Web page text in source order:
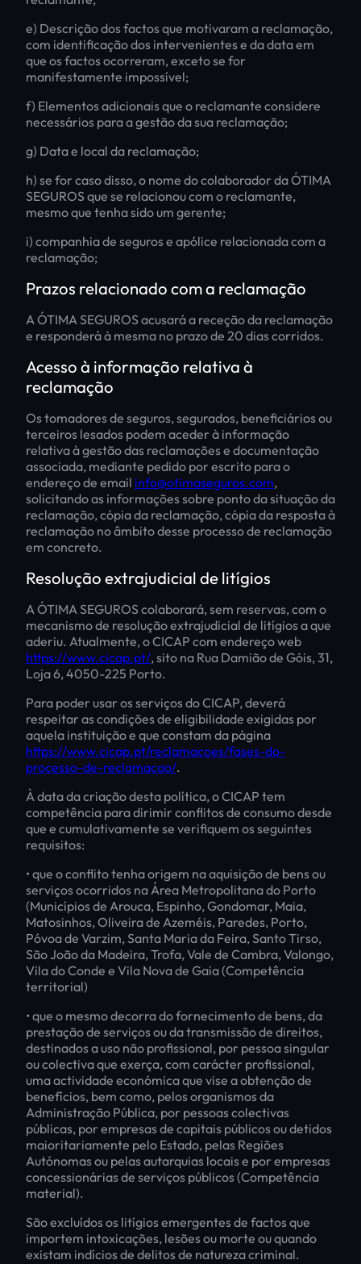
e) Descrição dos factos que motivaram a reclamação,
com identificação dos intervenientes e da data em
que os factos ocorreram, exceto se for
manifestamente impossível;
f) Elementos adicionais que o reclamante considere
necessários para a gestão da sua reclamação;
g) Data e local da reclamação;
h) se for caso disso, o nome do colaborador da ÓTIMA
SEGUROS que se relacionou com o reclamante,
mesmo que tenha sido um gerente;
i) companhia de seguros e apólice relacionada com a
reclamação;
Prazos relacionado com a reclamação
A ÓTIMA SEGUROS acusará a receção da reclamação
e responderá à mesma no prazo de 20 dias corridos.
Acesso à informação relativa à
reclamação
Os tomadores de seguros, segurados, beneficiários ou
terceiros lesados podem aceder à informação
relativa à gestão das reclamações e documentação
associada, mediante pedido por escrito para o
endereço de email info@otimaseguros.com,
solicitando as informações sobre ponto da situação da
reclamação, cópia da reclamação, cópia da resposta à
reclamação no âmbito desse processo de reclamação
em concreto.
Resolução extrajudicial de litígios
A ÓTIMA SEGUROS colaborará, sem reservas, com o
mecanismo de resolução extrajudicial de litígios a que
aderiu. Atualmente, o CICAP com endereço web
https://www.cicap.pt/, sito na Rua Damião de Góis, 31,
Loja 6, 4050-225 Porto.
Para poder usar os serviços do CICAP, deverá
respeitar as condições de eligibilidade exigidas por
aquela instituição e que constam da página
https://www.cicap.pt/reclamacoes/fases-do-
processo-de-reclamacao/.
À data da criação desta política, o CICAP tem
competência para dirimir conflitos de consumo desde
que e cumulativamente se verifiquem os seguintes
requisitos:
• que o conflito tenha origem na aquisição de bens ou
serviços ocorridos na Área Metropolitana do Porto
(Municípios de Arouca, Espinho, Gondomar, Maia,
Matosinhos, Oliveira de Azeméis, Paredes, Porto,
Póvoa de Varzim, Santa Maria da Feira, Santo Tirso,
São João da Madeira, Trofa, Vale de Cambra, Valongo,
Vila do Conde e Vila Nova de Gaia (Competência
territorial)
• que o mesmo decorra do fornecimento de bens, da
prestação de serviços ou da transmissão de direitos,
destinados a uso não profissional, por pessoa singular
ou colectiva que exerça, com carácter profissional,
uma actividade económica que vise a obtenção de
benefícios, bem como, pelos organismos da
Administração Pública, por pessoas colectivas
públicas, por empresas de capitais públicos ou detidos
maioritariamente pelo Estado, pelas Regiões
Autónomas ou pelas autarquias locais e por empresas
concessionárias de serviços públicos (Competência
material).
São excluídos os litígios emergentes de factos que
importem intoxicações, lesões ou morte ou quando
existam indícios de delitos de natureza criminal.